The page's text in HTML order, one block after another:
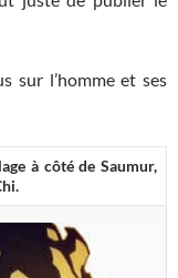
sur l’homme et ses
à côté de Saumur,